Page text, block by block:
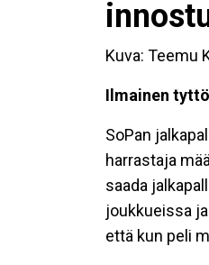
Kuva: Teemu
Ilmainen
SoPan
harrastaja
saada
joukkueissa
että kun peli